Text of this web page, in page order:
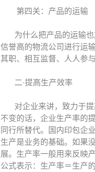
第四关：产品的运输
为什么把产品的运输
信誉高的物流公司进行运
其职、相互监督、人人参
二·提高生产效率
对企业来讲，致力于
不变的话，企业生产率的
同行所替代。国内印包企
生产是业务的基础。如果
展。生产率一般用来反映
公式表示：生产率＝生产